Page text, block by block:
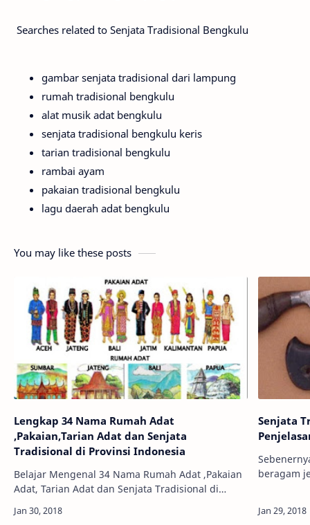
Searches related to Senjata Tradisional Bengkulu
gambar senjata tradisional dari lampung
rumah tradisional bengkulu
alat musik adat bengkulu
senjata tradisional bengkulu keris
tarian tradisional bengkulu
rambai ayam
pakaian tradisional bengkulu
lagu daerah adat bengkulu
You may like these posts
Lengkap 34 Nama Rumah Adat
,Pakaian,Tarian Adat dan Senjata
Tradisional di Provinsi Indonesia
Belajar Mengenal 34 Nama Rumah Adat ,Pakaian
Adat, Tarian Adat dan Senjata Tradisional di
banyak sekali keanekaragaman yang…
Senjata
beragam jenis varian